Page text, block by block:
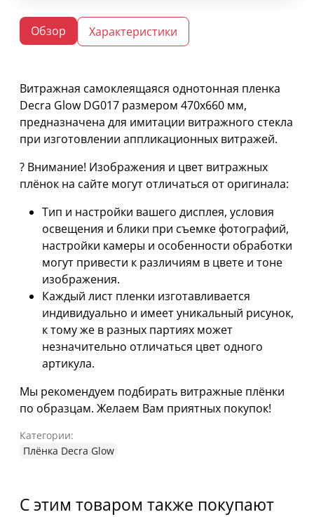
Обзор Характеристики
Витражная самоклеящаяся однотонная пленка
Decra Glow DG017 размером 470х660 мм,
предназначена для имитации витражного стекла
при изготовлении аппликационных витражей.
? Внимание! Изображения и цвет витражных
плёнок на сайте могут отличаться от оригинала:
Тип и настройки вашего дисплея, условия
освещения и блики при съемке фотографий,
настройки камеры и особенности обработки
могут привести к различиям в цвете и тоне
изображения.
Каждый лист пленки изготавливается
индивидуально и имеет уникальный рисунок,
к тому же в разных партиях может
незначительно отличаться цвет одного
артикула.
Мы рекомендуем подбирать витражные плёнки
по образцам. Желаем Вам приятных покупок!
Категории:
Плёнка Decra Glow
С этим товаром также покупают